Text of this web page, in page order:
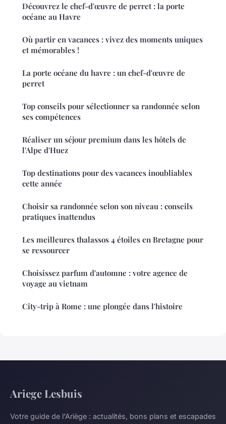
Découvrez le chef-d'œuvre de perret : la porte
océane au Havre
Où partir en vacances : vivez des moments uniques
et mémorables !
La porte océane du havre : un chef-d'œuvre de
perret
Top conseils pour sélectionner sa randonnée selon
ses compétences
Réaliser un séjour premium dans les hôtels de
l'Alpe d'Huez
Top destinations pour des vacances inoubliables
cette année
Choisir sa randonnée selon son niveau : conseils
pratiques inattendus
Les meilleures thalassos 4 étoiles en Bretagne pour
se ressourcer
Choisissez parfum d'automne : votre agence de
voyage au vietnam
City-trip à Rome : une plongée dans l'histoire
Ariege Lesbuis
Votre guide de l'Ariège : actualités, bons plans et escapades